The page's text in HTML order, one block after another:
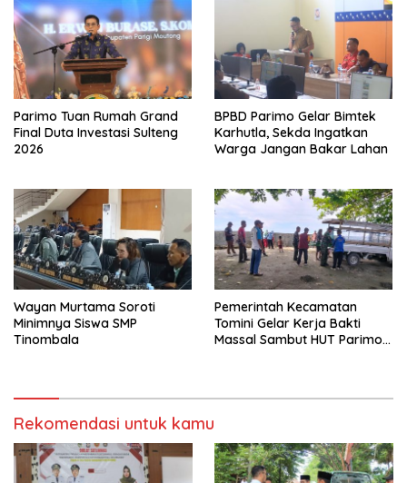
Parimo Tuan Rumah Grand
Final Duta Investasi Sulteng
2026
BPBD Parimo Gelar Bimtek
Karhutla, Sekda Ingatkan
Warga Jangan Bakar Lahan
Wayan Murtama Soroti
Minimnya Siswa SMP
Tinombala
Pemerintah Kecamatan
Tomini Gelar Kerja Bakti
Massal Sambut HUT Parimo
Rekomendasi untuk kamu